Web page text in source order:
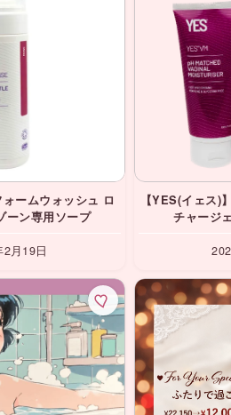
ォームウォッシュ ロ
ン専用ソープ
月19日
【YES(イェス)
チャージ